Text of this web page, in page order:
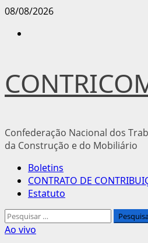
Avançar
08/08/2026
Confederação Nacional dos
da Construção e do Mobiliário
Menu
principal
Boletins
CONTRATO DE
Estatuto
Pesquisar
por:
Ao vivo